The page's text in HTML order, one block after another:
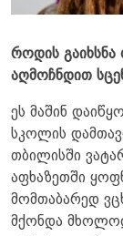
როდის გაიხსნა
აღმოჩნდით
ეს მაშინ
სკოლის
თბილისში
აფხაზეთში
მომთაბარედ
მქონდა